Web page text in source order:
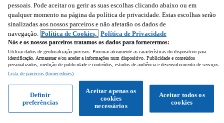
Ligar WhatsApp
pessoais. Pode aceitar ou gerir as suas escolhas clicando abaixo ou em
qualquer momento na página da política de privacidade. Estas escolhas serão
sinalizadas aos nossos parceiros e não afetarão os dados de
navegação. Política de Cookies, Política de Privacidade
Nós e os nossos parceiros tratamos os dados para fornecermos:
Utilizar dados de geolocalização precisos. Procurar ativamente as características do dispositivo para
identificação. Armazenar e/ou aceder a informações num dispositivo. Publicidade e conteúdos
personalizados, medição de publicidade e conteúdos, estudos de audiência e desenvolvimento de serviços.
Lista de parceiros (fornecedores)
Aceitar todos os
cookies
Aceitar apenas os
cookies
necessários
Definir
preferências